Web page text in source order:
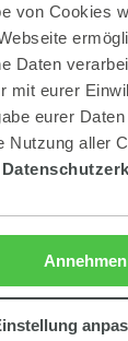
von Cookies
Daten
mit eurer
eurer
Nutzung aller
Annehmen
Austria
0043 3687
daily